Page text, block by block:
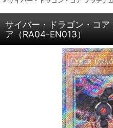
サイバー・ドラゴン・コ
ア（RA04-EN013）